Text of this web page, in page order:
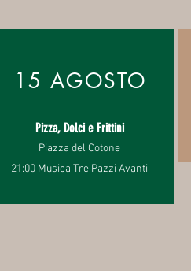
15 AGOSTO
Pizza, Dolci e Frittini
Piazza del Cotone
21:00 Musica Tre Pazzi Avanti